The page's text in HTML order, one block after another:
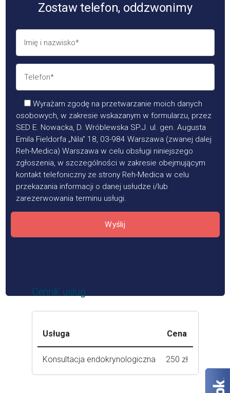
Zostaw telefon, oddzwonimy
Wyrażam zgodę na przetwarzanie moich danych
osobowych, w zakresie wskazanym w formularzu, przez
SED E. Nowacka, D. Wróblewska SP.J. ul. gen. Augusta
Emila Fieldorfa „Nila” 18, 03-984 Warszawa (zwanej dalej
Reh-Medica) Warszawa w celu obsługi niniejszego
zgłoszenia, w szczególności w zakresie obejmującym
kontakt telefoniczny ze strony Reh-Medica w celu
przekazania informacji o danej usłudze i/lub
zarezerwowania terminu usługi.
Wyślij
Cennik usług
Usługa Cena
Konsultacja endokrynologiczna 250 zł